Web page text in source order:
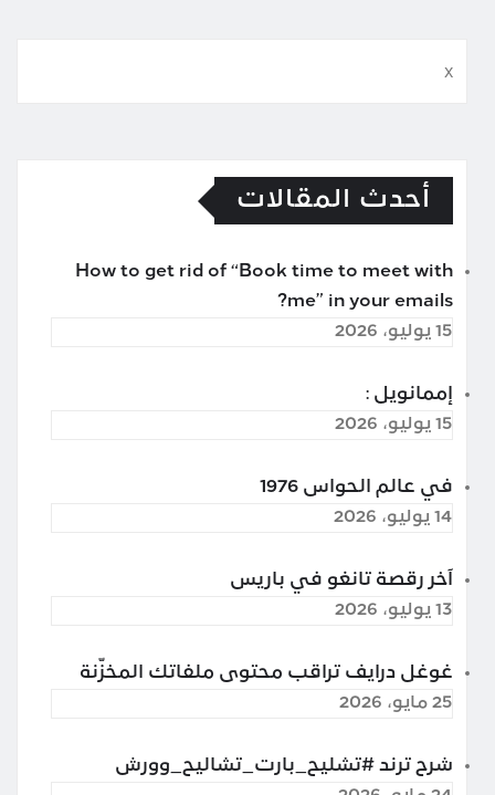
x
أحدث المقالات
How to get rid of “Book time to meet with
me” in your emails?
15 يوليو، 2026
إممانويل :
15 يوليو، 2026
في عالم الحواس 1976
14 يوليو، 2026
آخر رقصة تانغو في باريس
13 يوليو، 2026
غوغل درايف تراقب محتوى ملفاتك المخزّنة
25 مايو، 2026
شرح ترند #تشليح_بارت_تشاليح_وورش